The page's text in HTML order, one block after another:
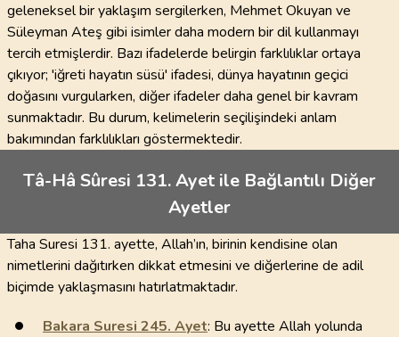
geleneksel bir yaklaşım sergilerken, Mehmet Okuyan ve
Süleyman Ateş gibi isimler daha modern bir dil kullanmayı
tercih etmişlerdir. Bazı ifadelerde belirgin farklılıklar ortaya
çıkıyor; 'iğreti hayatın süsü' ifadesi, dünya hayatının geçici
doğasını vurgularken, diğer ifadeler daha genel bir kavram
sunmaktadır. Bu durum, kelimelerin seçilişindeki anlam
bakımından farklılıkları göstermektedir.
Tâ-Hâ Sûresi 131. Ayet ile Bağlantılı Diğer
Ayetler
Taha Suresi 131. ayette, Allah’ın, birinin kendisine olan
nimetlerini dağıtırken dikkat etmesini ve diğerlerine de adil
biçimde yaklaşmasını hatırlatmaktadır.
Bakara Suresi 245. Ayet: Bu ayette Allah yolunda